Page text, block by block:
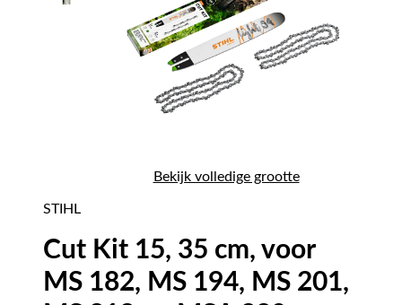
Bekijk volledige grootte
STIHL
Cut Kit 15, 35 cm, voor
MS 182, MS 194, MS 201,